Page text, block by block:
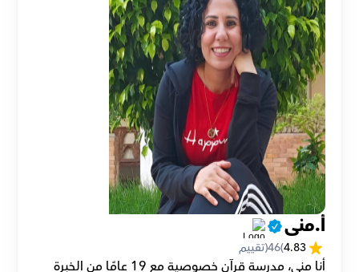
أ.منى
4.83
(
46(تقييم